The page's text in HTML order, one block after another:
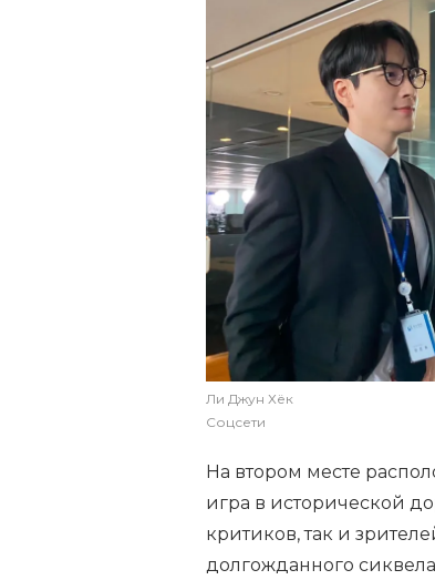
Ли Джун Хёк
Соцсети
На втором месте
игра в исторической
критиков, так и
долгожданного